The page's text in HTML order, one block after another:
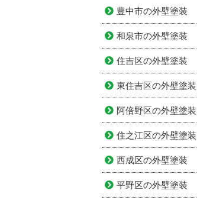
豊中市の外壁塗装
和泉市の外壁塗装
住吉区の外壁塗装
東住吉区の外壁塗装
阿倍野区の外壁塗装
住之江区の外壁塗装
西成区の外壁塗装
平野区の外壁塗装